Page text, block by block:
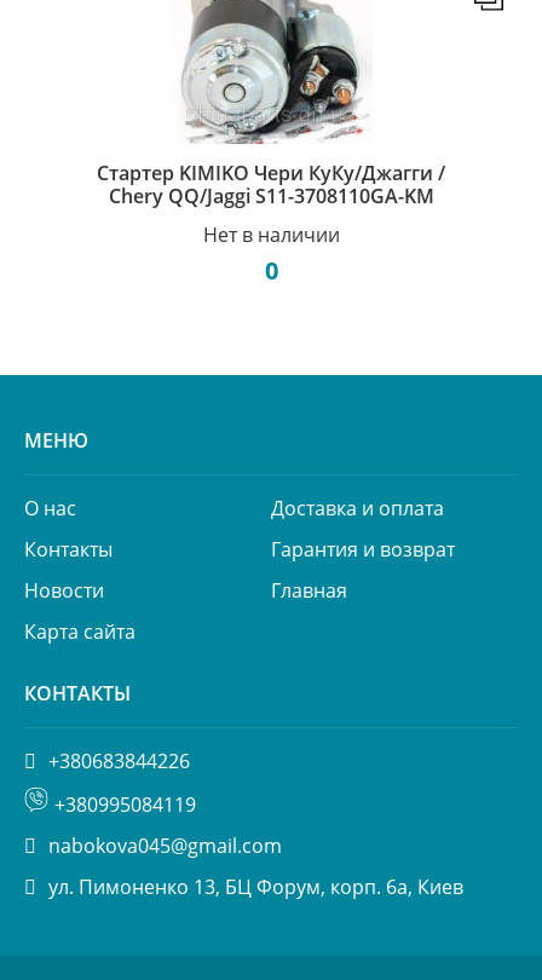
Стартер KIMIKO Чери КуКу/Джагги /
Chery QQ/Jaggi S11-3708110GA-KM
Нет в наличии
0
МЕНЮ
О нас
Доставка и оплата
Контакты
Гарантия и возврат
Новости
Главная
Карта сайта
КОНТАКТЫ
+380683844226
+380995084119
nabokova045@gmail.com
ул. Пимоненко 13, БЦ Форум, корп. 6а, Киев